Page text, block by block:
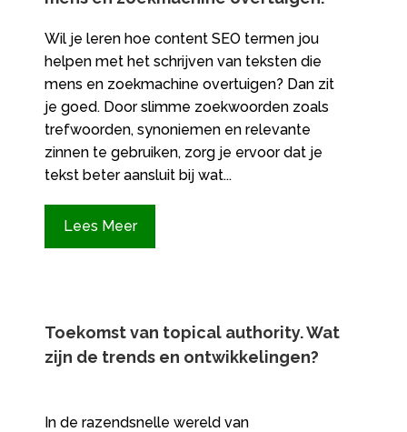
Wil je leren hoe content SEO termen jou
helpen met het schrijven van teksten die
mens en zoekmachine overtuigen? Dan zit
je goed. Door slimme zoekwoorden zoals
trefwoorden, synoniemen en relevante
zinnen te gebruiken, zorg je ervoor dat je
tekst beter aansluit bij wat...
Lees Meer
Toekomst van topical authority.​ Wat
zijn de trends en ontwikkelingen?
In de razendsnelle wereld van